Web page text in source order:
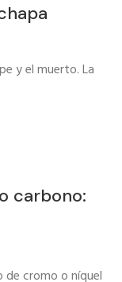
y el muerto. La
carbono:
de cromo o níquel